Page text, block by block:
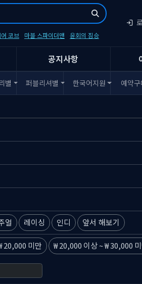
코브 마블 스파이더맨 윤회의 짐승
공지사항
별 퍼블리셔별 한국어지원 예약구
얼 레이싱 인디
앞서 해보기
20,000 미만 20,000 이상~ 30,000